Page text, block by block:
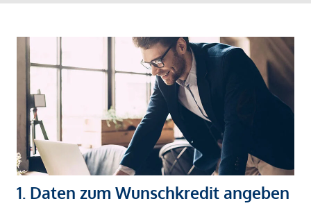
1. Daten zum Wunschkredit angeben